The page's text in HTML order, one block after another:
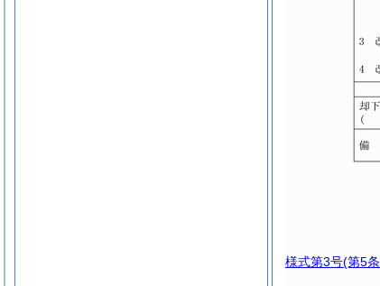
様式第3号(第5